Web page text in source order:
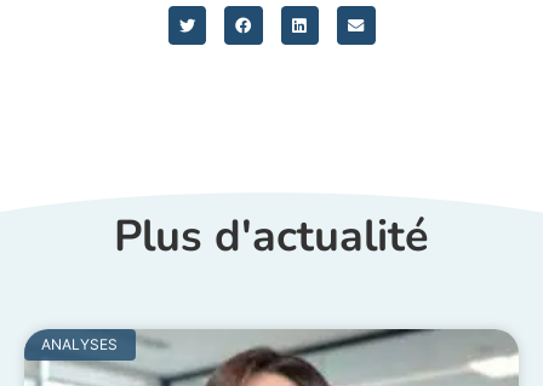
Plus d'actualité
ANALYSES